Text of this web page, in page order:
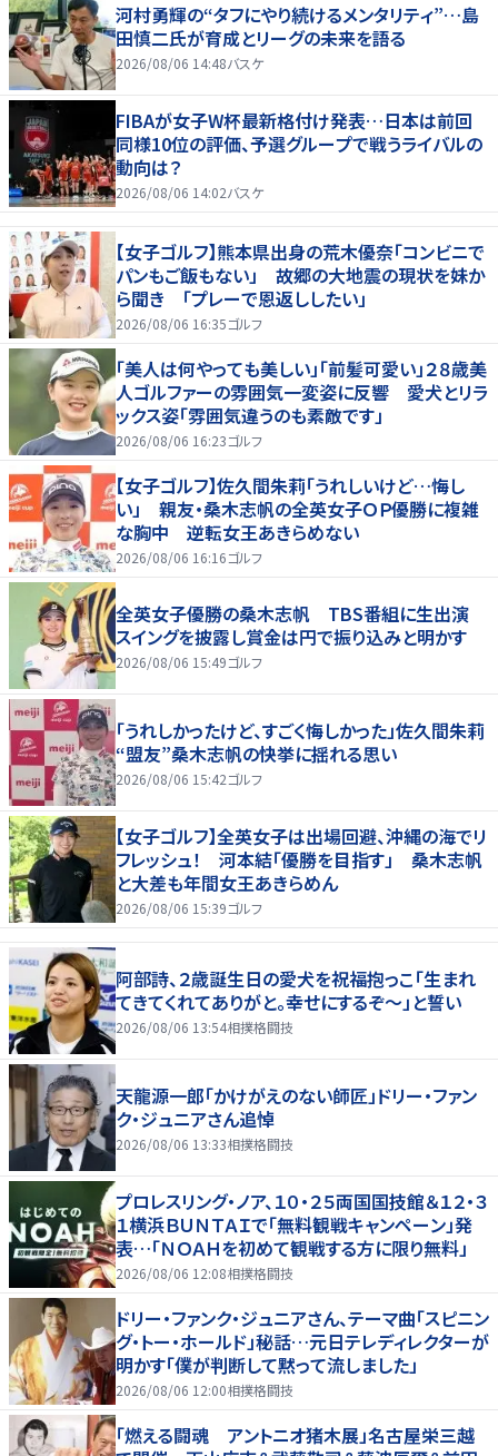
河村勇輝の“タフにやり続けるメンタリティ”…島
田慎二氏が育成とリーグの未来を語る
2026/08/06 14:48バスケ
FIBAが女子W杯最新格付け発表…日本は前回
同様10位の評価、予選グループで戦うライバルの
動向は？
2026/08/06 14:02バスケ
【女子ゴルフ】熊本県出身の荒木優奈「コンビニで
パンもご飯もない」 故郷の大地震の現状を妹か
ら聞き 「プレーで恩返ししたい」
2026/08/06 16:35ゴルフ
「美人は何やっても美しい」「前髪可愛い」２８歳美
人ゴルファーの雰囲気一変姿に反響 愛犬とリラ
ックス姿「雰囲気違うのも素敵です」
2026/08/06 16:23ゴルフ
【女子ゴルフ】佐久間朱莉「うれしいけど…悔し
い」 親友・桑木志帆の全英女子ＯＰ優勝に複雑
な胸中 逆転女王あきらめない
2026/08/06 16:16ゴルフ
全英女子優勝の桑木志帆 TBS番組に生出演
スイングを披露し賞金は円で振り込みと明かす
2026/08/06 15:49ゴルフ
「うれしかったけど、すごく悔しかった」佐久間朱莉
“盟友”桑木志帆の快挙に揺れる思い
2026/08/06 15:42ゴルフ
【女子ゴルフ】全英女子は出場回避、沖縄の海でリ
フレッシュ！ 河本結「優勝を目指す」 桑木志帆
と大差も年間女王あきらめん
2026/08/06 15:39ゴルフ
阿部詩、２歳誕生日の愛犬を祝福抱っこ「生まれ
てきてくれてありがと。幸せにするぞ～」と誓い
2026/08/06 13:54相撲格闘技
天龍源一郎「かけがえのない師匠」ドリー・ファン
ク・ジュニアさん追悼
2026/08/06 13:33相撲格闘技
プロレスリング・ノア、１０・２５両国国技館＆１２・３
１横浜ＢＵＮＴＡＩで「無料観戦キャンペーン」発
表…「ＮＯＡＨを初めて観戦する方に限り無料」
2026/08/06 12:08相撲格闘技
ドリー・ファンク・ジュニアさん、テーマ曲「スピニン
グ・トー・ホールド」秘話…元日テレディレクターが
明かす「僕が判断して黙って流しました」
2026/08/06 12:00相撲格闘技
「燃える闘魂 アントニオ猪木展」名古屋栄三越